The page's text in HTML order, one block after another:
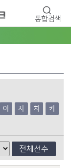
통합검색
아 자 차
카
전체선수